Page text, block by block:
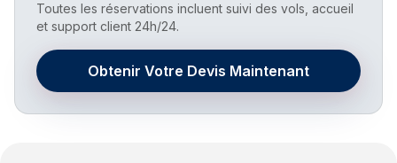
Toutes les réservations incluent suivi des vols, accueil
et support client 24h/24.
Obtenir Votre Devis Maintenant